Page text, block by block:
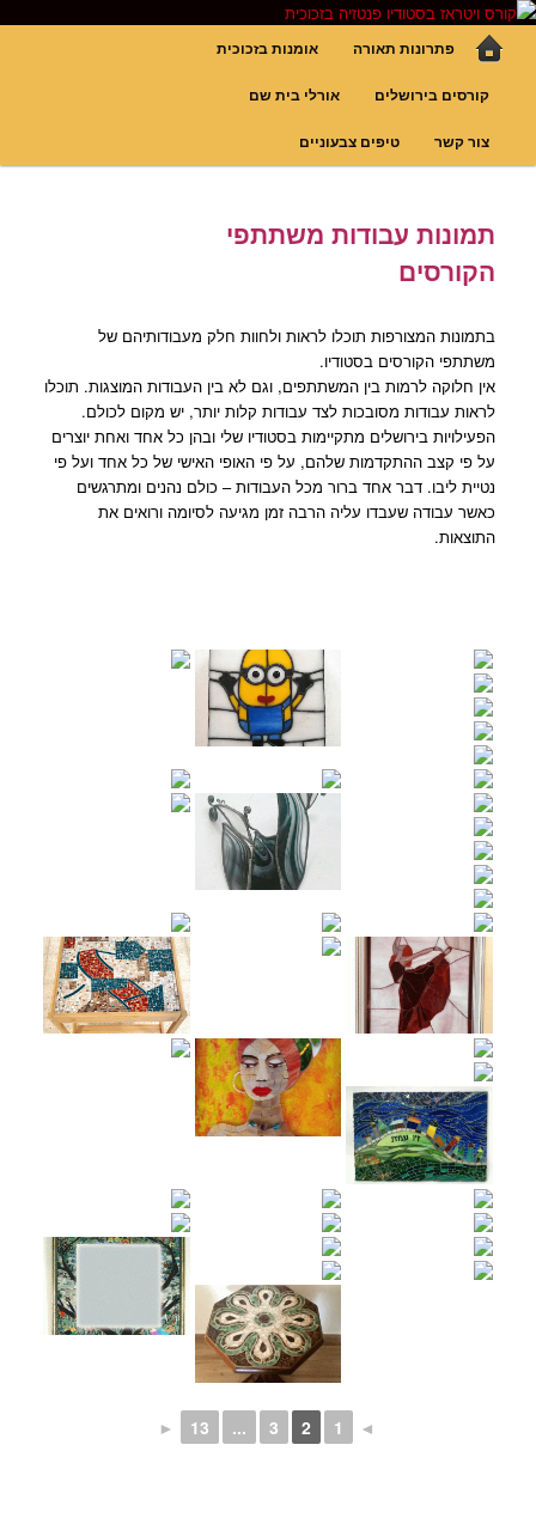
לדלג
פנטזיה – פתרונות תאורה וסטודיו
לויטראז
גופי תאורה אומנותיים בעבודת יד, ויטראזים לחלונות ולמחיצות דקורטיביות, קורסים
בויטראז ובפסיפסתפריט
פתרונות תאורה אומנות בזכוכית
קורסים בירושלים אורלי בית שם
צור קשר טיפים צבעוניים
תמונות עבודות משתתפי
הקורסים
בתמונות המצורפות תוכלו לראות ולחוות חלק מעבודותיהם של
משתתפי הקורסים בסטודיו.
אין חלוקה לרמות בין המשתתפים, וגם לא בין העבודות המוצגות. תוכלו
לראות עבודות מסובכות לצד עבודות קלות יותר, יש מקום לכולם.
הפעילויות בירושלים מתקיימות בסטודיו שלי ובהן כל אחד ואחת יוצרים
על פי קצב ההתקדמות שלהם, על פי האופי האישי של כל אחד ועל פי
נטיית ליבו. דבר אחד ברור מכל העבודות – כולם נהנים ומתרגשים
כאשר עבודה שעבדו עליה הרבה זמן מגיעה לסיומה ורואים את
התוצאות.
◄
1
2
3
...
13
►